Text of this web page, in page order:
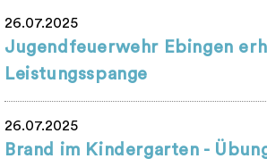
26.07.2025
Jugendfeuerwehr Ebingen
Leistungsspange
26.07.2025
Brand im Kindergarten -